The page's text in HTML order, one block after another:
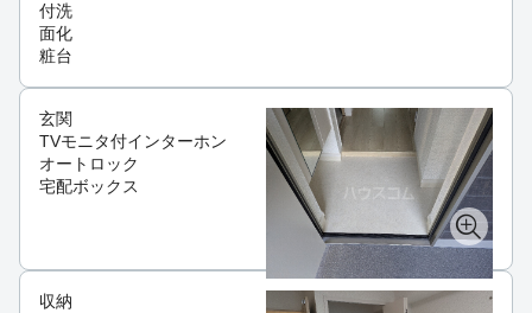
付洗
面化
粧台
玄関
TVモニタ付インターホン
オートロック
宅配ボックス
収納